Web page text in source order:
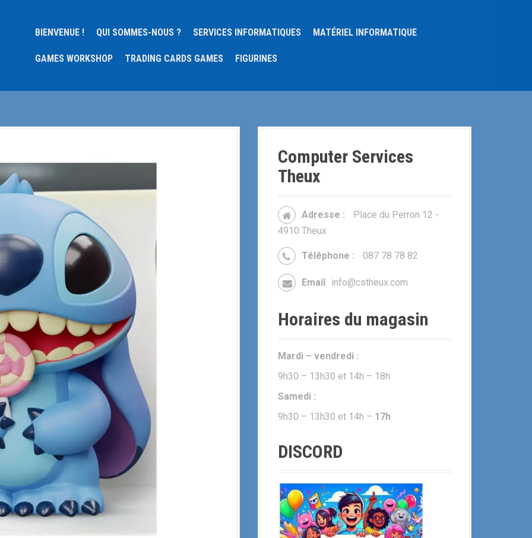
BIENVENUE ! QUI SOMMES-NOUS ? SERVICES INFORMATIQUES MATÉRIEL INFORMATIQUE
GAMES WORKSHOP TRADING CARDS GAMES FIGURINES
Computer Services
Theux
Adresse :
Place du Perron 12 -
4910 Theux
Téléphone : 087 78 78 82
Email info@cstheux.com
Horaires du magasin
Mardi – vendredi :
9h30 – 13h30 et 14h – 18h
Samedi :
9h30 – 13h30 et 14h – 17h
DISCORD